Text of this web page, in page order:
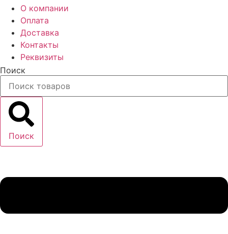
О компании
Оплата
Доставка
Контакты
Реквизиты
Поиск
Поиск